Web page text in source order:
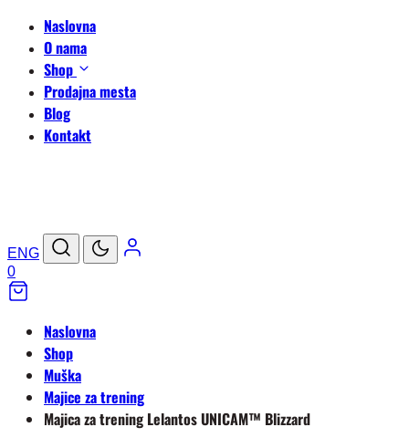
Naslovna
O nama
Shop
Prodajna mesta
Blog
Kontakt
ENG
0
Naslovna
Shop
Muška
Majice za trening
Majica za trening Lelantos UNICAM™ Blizzard